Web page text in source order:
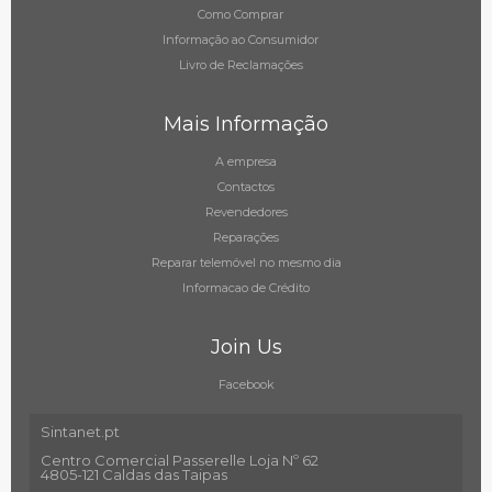
Como Comprar
Informação ao Consumidor
Livro de Reclamações
Mais Informação
A empresa
Contactos
Revendedores
Reparações
Reparar telemóvel no mesmo dia
Informacao de Crédito
Join Us
Facebook
Sintanet.pt
Centro Comercial Passerelle Loja Nº 62
4805-121 Caldas das Taipas